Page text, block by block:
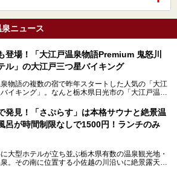
ニュース
登場！「大江戸温泉物語Premium 鬼怒川
ル」の大江戸三つ星バイキング
物語の複数の宿で昨年スタートした人気の「大江
イキング」。なんと栃木県日光市の「大江戸温泉
圏から1泊で行きやすい鬼怒川温泉の渓流沿いに
で、バイキングの他にも天然温泉の大浴場とサウ
フローサービスのラウンジなど館内で楽しめるス
たくさんあり、3世代旅行やグループ旅行にもぴっ
発見！「さぷらす」は本格サウナと絶景温
呂が時間制限なしで1500円！ランチのみ
大型ホテルが立ち並ぶ栃木県有数の温泉観光地・
。その南に位置する小佐越の川沿いに絶景露天風